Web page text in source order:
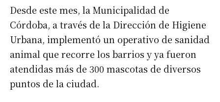
Desde este mes, la Municipalidad de
Córdoba, a través de la Dirección de Higiene
Urbana, implementó un operativo de sanidad
animal que recorre los barrios y ya fueron
atendidas más de 300 mascotas de diversos
puntos de la ciudad.